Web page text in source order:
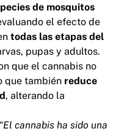
de mosquitos
el efecto de
todas las etapas del
pupas y adultos.
que el cannabis no
que también reduce
, alterando la
“El cannabis ha sido una